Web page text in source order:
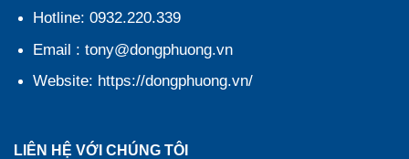
Hotline: 0932.220.339
Email : tony@dongphuong.vn
Website: https://dongphuong.vn/
LIÊN HỆ VỚI CHÚNG TÔI